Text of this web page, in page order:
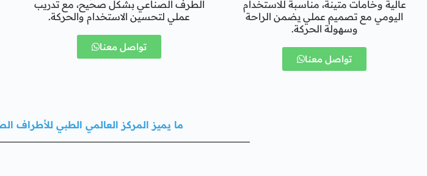
عالية وخامات متينة، مناسبة للاستخدام
اليومي مع تصميم عملي يضمن الراحة
وسهولة الحركة.
تواصل معنا
الطرف الصناعي بشكل صحيح، مع تدريب
عملي لتحسين الاستخدام والحركة.
تواصل معنا
ما يميز المركز العالمي الطبي للأطراف